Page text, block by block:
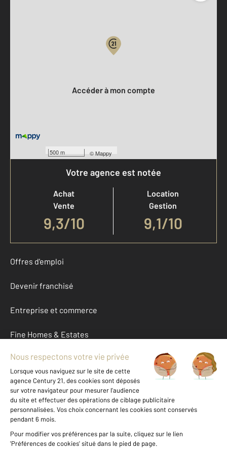
500 m ©Mappy
Accéder à mon compte
Votre agence est notée
Achat
Vente
9,3/10
Location
Gestion
9,1/10
Offres d'emploi
Devenir franchisé
Entreprise et commerce
Fine Homes & Estates
À propos
International
Nous contacter